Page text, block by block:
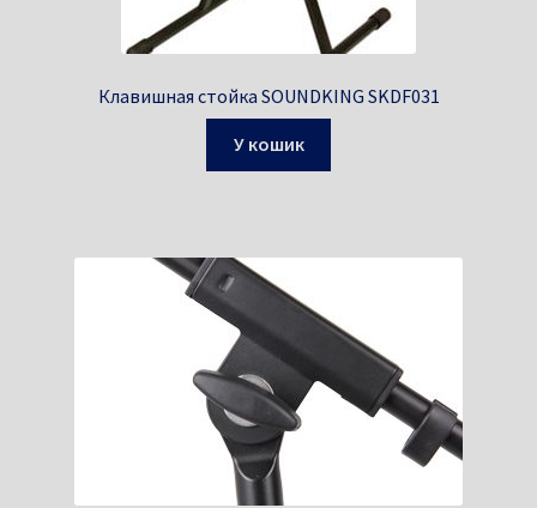
Клавишная стойка SOUNDKING SKDF031
У кошик